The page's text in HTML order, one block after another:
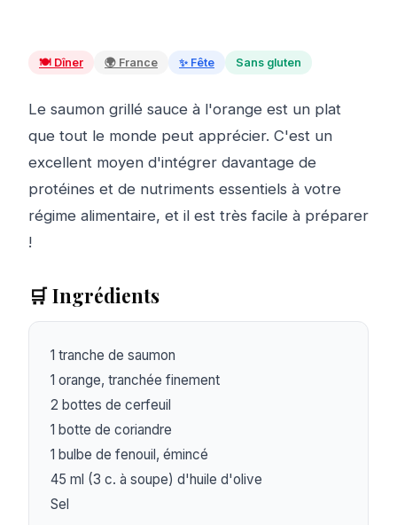
🍽️ Dîner 🌍 France ✨ Fête Sans gluten
Le saumon grillé sauce à l'orange est un plat
que tout le monde peut apprécier. C'est un
excellent moyen d'intégrer davantage de
protéines et de nutriments essentiels à votre
régime alimentaire, et il est très facile à préparer
!
🛒 Ingrédients
1 tranche de saumon
1 orange, tranchée finement
2 bottes de cerfeuil
1 botte de coriandre
1 bulbe de fenouil, émincé
45 ml (3 c. à soupe) d'huile d'olive
Sel